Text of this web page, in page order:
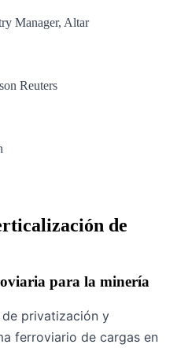
Manager, Altar
Reuters
de
para la minería
privatización y
ferroviario de cargas en